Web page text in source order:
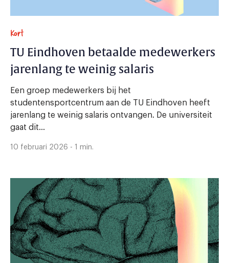
Kort
TU Eindhoven betaalde medewerkers
jarenlang te weinig salaris
Een groep medewerkers bij het
studentensportcentrum aan de TU Eindhoven heeft
jarenlang te weinig salaris ontvangen. De universiteit
gaat dit...
10 februari 2026 - 1 min.